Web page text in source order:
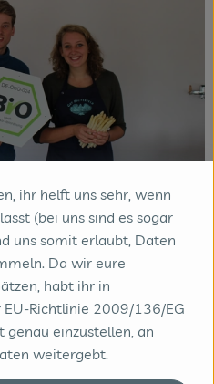
ihr helft uns sehr, wenn
(bei uns sind es sogar
uns somit erlaubt, Daten
Da wir eure
habt ihr in
Richtlinie 2009/136/EG
genau einzustellen, an
weitergebt.